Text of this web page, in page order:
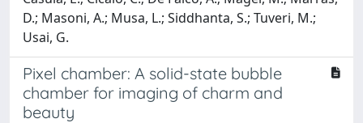
D.; Masoni, A.; Musa, L.; Siddhanta, S.; Tuveri, M.;
Usai, G.
Pixel chamber: A solid-state bubble
chamber for imaging of charm and
beauty